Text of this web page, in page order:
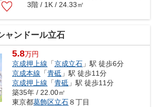
3階 / 1K / 24.33㎡
ャンドール立石
5.8万円
京成押上線 「京成立石 」駅 徒歩6分
京成本線 「青砥 」駅 徒歩11分
京成押上線 「青砥 」駅 徒歩11分
築35年 / 22.00㎡
東京都葛飾区立石８丁目